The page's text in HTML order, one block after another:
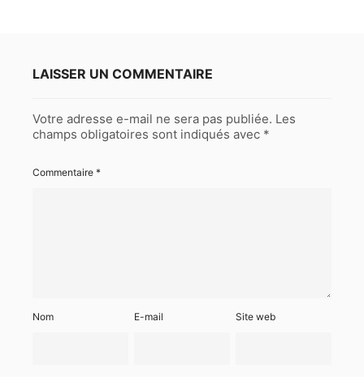
LAISSER UN COMMENTAIRE
Votre adresse e-mail ne sera pas publiée. Les
champs obligatoires sont indiqués avec *
Commentaire *
Nom E-mail Site web